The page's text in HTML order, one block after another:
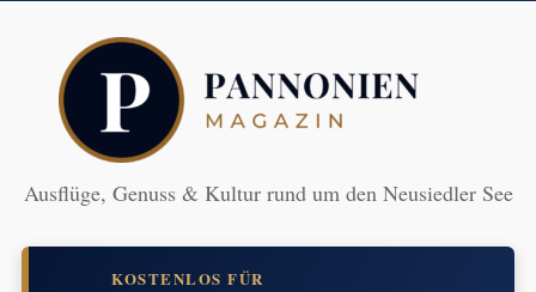
Ausflüge, Genuss & Kultur rund um den Neusiedler See
KOSTENLOS FÜR